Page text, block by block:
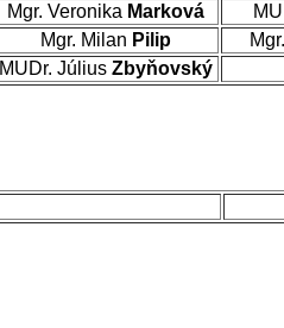
Mgr. Veronika Marková
Mgr. Milan Pilip
MUDr. Július Zbyňovský